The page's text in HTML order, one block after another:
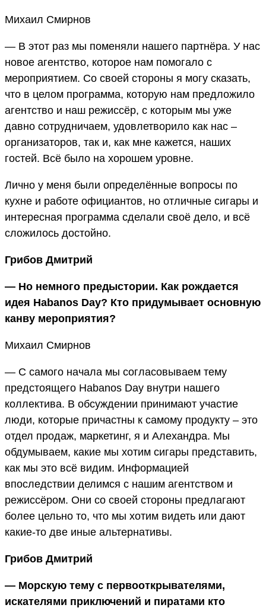
Михаил Смирнов
— В этот раз мы поменяли нашего партнёра. У нас
новое агентство, которое нам помогало с
мероприятием. Со своей стороны я могу сказать,
что в целом программа, которую нам предложило
агентство и наш режиссёр, с которым мы уже
давно сотрудничаем, удовлетворило как нас –
организаторов, так и, как мне кажется, наших
гостей. Всё было на хорошем уровне.
Лично у меня были определённые вопросы по
кухне и работе официантов, но отличные сигары и
интересная программа сделали своё дело, и всё
сложилось достойно.
Грибов Дмитрий
— Но немного предыстории. Как рождается
идея Habanos Day? Кто придумывает основную
канву мероприятия?
Михаил Смирнов
— С самого начала мы согласовываем тему
предстоящего Habanos Day внутри нашего
коллектива. В обсуждении принимают участие
люди, которые причастны к самому продукту – это
отдел продаж, маркетинг, я и Алехандра. Мы
обдумываем, какие мы хотим сигары представить,
как мы это всё видим. Информацией
впоследствии делимся с нашим агентством и
режиссёром. Они со своей стороны предлагают
более цельно то, что мы хотим видеть или дают
какие-то две иные альтернативы.
Грибов Дмитрий
— Морскую тему с первооткрывателями,
искателями приключений и пиратами кто